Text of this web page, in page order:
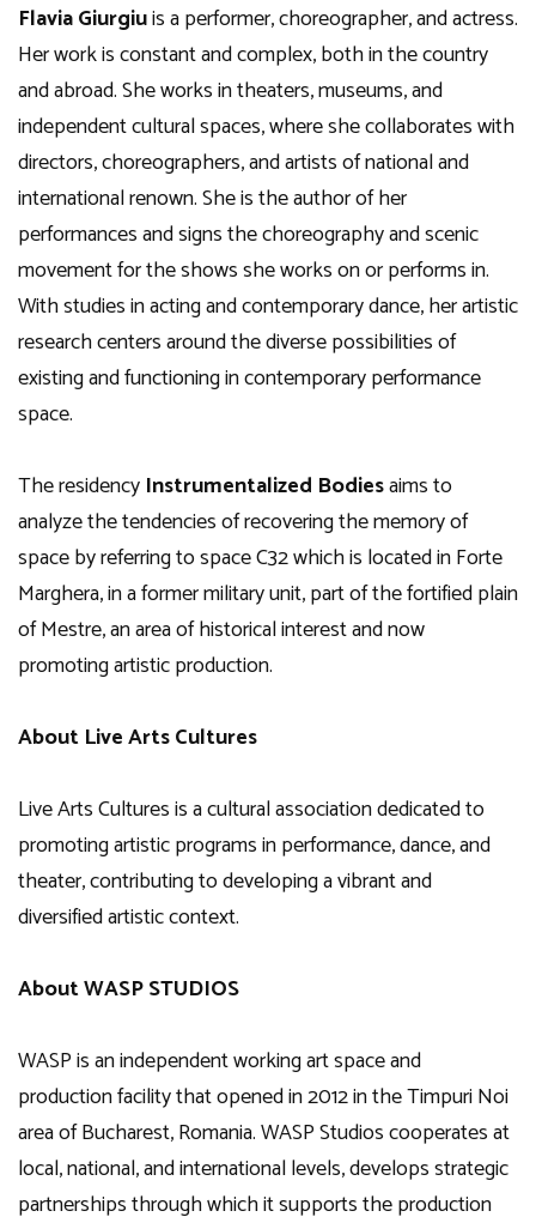
Flavia Giurgiuis a performer, choreographer, and actress.
Her work is constant and complex, both in the country
and abroad. She works in theaters, museums, and
independent cultural spaces, where she collaborates with
directors, choreographers, and artists of national and
international renown. She is the author of her
performances and signs the choreography and scenic
movement for the shows she works on or performs in.
With studies in acting and contemporary dance, her artistic
research centers around the diverse possibilities of
existing and functioning in contemporary performance
space.
The residency Instrumentalized Bodiesaims to
analyze the tendencies of recovering the memory of
space by referring to space C32 which is located in Forte
Marghera, in a former military unit, part of the fortified plain
of Mestre, an area of historical interest and now
promoting artistic production.
About Live Arts Cultures
Live Arts Cultures is a cultural association dedicated to
promoting artistic programs in performance, dance, and
theater, contributing to developing a vibrant and
diversified artistic context.
About WASP STUDIOS
WASP is an independent working art space and
production facility that opened in 2012 in the Timpuri Noi
area of Bucharest, Romania. WASP Studios cooperates at
local, national, and international levels, develops strategic
partnerships through which it supports the production